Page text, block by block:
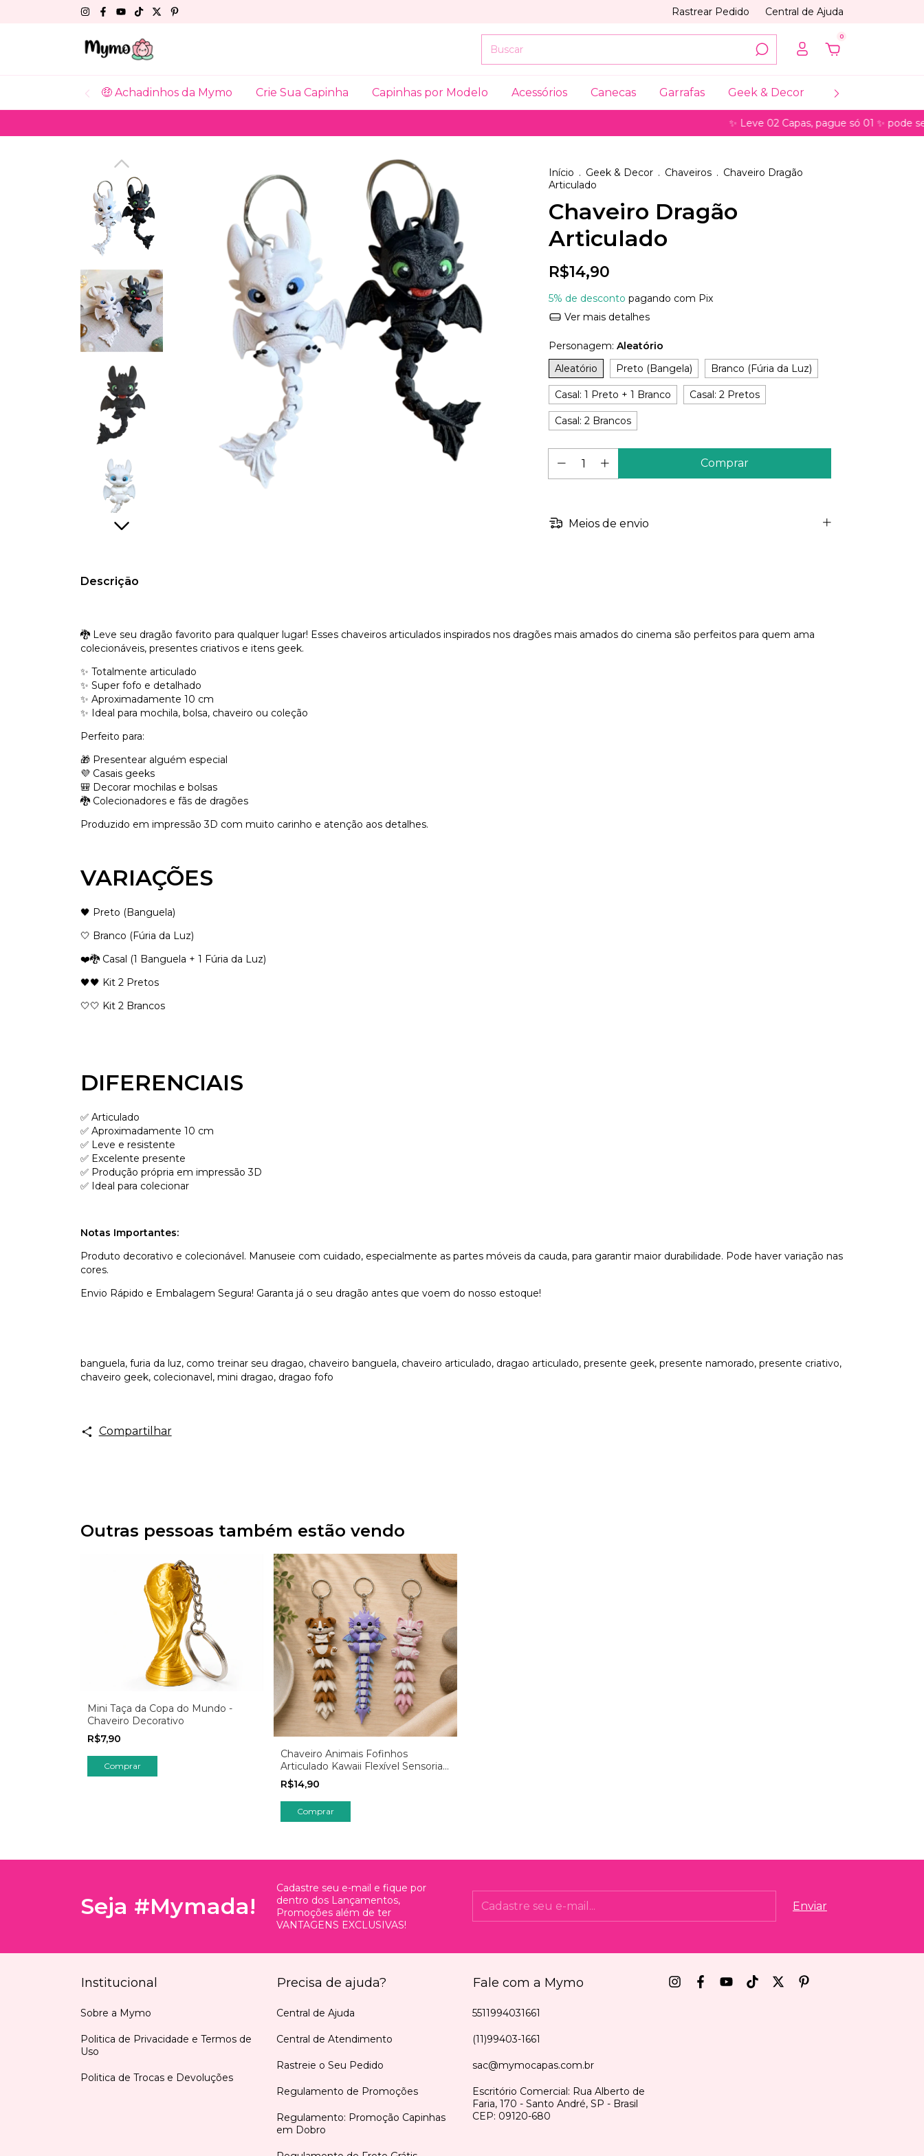
Rastrear Pedido Central de Ajuda
0
🤑 Achadinhos da Mymo Crie Sua Capinha Capinhas por Modelo Acessórios Canecas Garrafas Geek & Decor Coleções
✨ Leve 02 Capas, pague só 01 ✨ pode ser
Início . Geek & Decor . Chaveiros . Chaveiro Dragão
Articulado
Chaveiro Dragão
Articulado
R$14,90
5% de desconto pagando com Pix
Ver mais detalhes
Personagem: Aleatório
Aleatório
Preto (Bangela) Branco (Fúria da Luz)
Casal: 1 Preto + 1 Branco Casal: 2 Pretos
Casal: 2 Brancos
Meios de envio
Descrição
🐉 Leve seu dragão favorito para qualquer lugar! Esses chaveiros articulados inspirados nos dragões mais amados do cinema são perfeitos para quem ama
colecionáveis, presentes criativos e itens geek.
✨ Totalmente articulado
✨ Super fofo e detalhado
✨ Aproximadamente 10 cm
✨ Ideal para mochila, bolsa, chaveiro ou coleção
Perfeito para:
🎁 Presentear alguém especial
💜 Casais geeks
🎒 Decorar mochilas e bolsas
🐉 Colecionadores e fãs de dragões
Produzido em impressão 3D com muito carinho e atenção aos detalhes.
VARIAÇÕES
🖤 Preto (Banguela)
🤍 Branco (Fúria da Luz)
❤️🐉 Casal (1 Banguela + 1 Fúria da Luz)
🖤🖤 Kit 2 Pretos
🤍🤍 Kit 2 Brancos
DIFERENCIAIS
✅ Articulado
✅ Aproximadamente 10 cm
✅ Leve e resistente
✅ Excelente presente
✅ Produção própria em impressão 3D
✅ Ideal para colecionar
Notas Importantes:
Produto decorativo e colecionável. Manuseie com cuidado, especialmente as partes móveis da cauda, para garantir maior durabilidade. Pode haver variação nas
cores.
Envio Rápido e Embalagem Segura! Garanta já o seu dragão antes que voem do nosso estoque!
banguela, furia da luz, como treinar seu dragao, chaveiro banguela, chaveiro articulado, dragao articulado, presente geek, presente namorado, presente criativo,
chaveiro geek, colecionavel, mini dragao, dragao fofo
Compartilhar
Outras pessoas também estão vendo
Mini Taça da Copa do Mundo -
Chaveiro Decorativo
R$7,90
Comprar
Chaveiro Animais Fofinhos
Articulado Kawaii Flexível Sensorial
Animais
R$14,90
Comprar
Seja #Mymada!
Cadastre seu e-mail e fique por
dentro dos Lançamentos,
Promoções além de ter
VANTAGENS EXCLUSIVAS!
Institucional
Sobre a Mymo
Politica de Privacidade e Termos de
Uso
Politica de Trocas e Devoluções
Precisa de ajuda?
Central de Ajuda
Central de Atendimento
Rastreie o Seu Pedido
Regulamento de Promoções
Regulamento: Promoção Capinhas
em Dobro
Fale com a Mymo
5511994031661
(11)99403-1661
sac@mymocapas.com.br
Escritório Comercial: Rua Alberto de
Faria, 170 - Santo André, SP - Brasil
CEP: 09120-680